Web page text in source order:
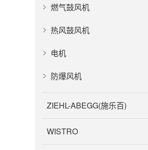
燃气鼓风机
热风鼓风机
电机
防爆风机
ZIEHL-ABEGG(施乐百)
WISTRO